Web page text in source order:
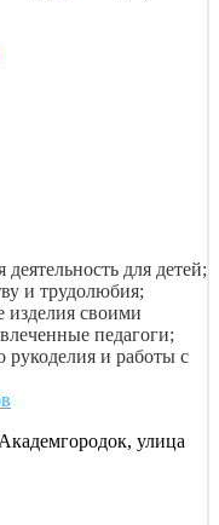
деятельность для детей;
и трудолюбия;
изделия своими
педагоги;
рукоделия и работы с
улица